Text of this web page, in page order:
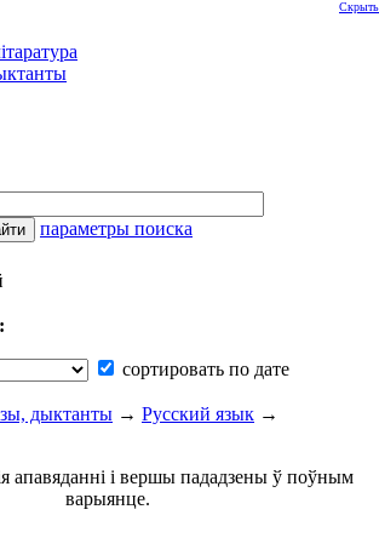
параметры поиска
сортировать по дате
Скрыть
дыктанты → Русский язык →
апавяданні і вершы пададзены ў поўным
варыянце.